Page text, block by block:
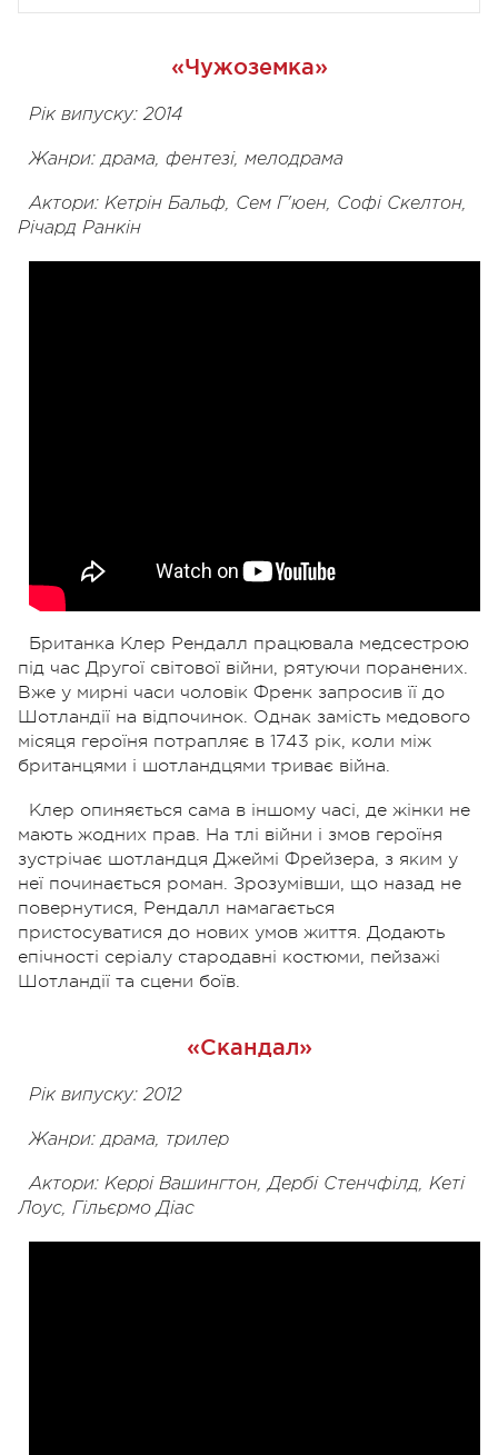
«Чужоземка»
Рік випуску: 2014
Жанри: драма, фентезі, мелодрама
Актори: Кетрін Бальф, Сем Г'юен, Софі Скелтон,
Річард Ранкін
Британка Клер Рендалл працювала медсестрою
під час Другої світової війни, рятуючи поранених.
Вже у мирні часи чоловік Френк запросив її до
Шотландії на відпочинок. Однак замість медового
місяця героїня потрапляє в 1743 рік, коли між
британцями і шотландцями триває війна.
Клер опиняється сама в іншому часі, де жінки не
мають жодних прав. На тлі війни і змов героїня
зустрічає шотландця Джеймі Фрейзера, з яким у
неї починається роман. Зрозумівши, що назад не
повернутися, Рендалл намагається
пристосуватися до нових умов життя. Додають
епічності серіалу стародавні костюми, пейзажі
Шотландії та сцени боїв.
«Скандал»
Рік випуску: 2012
Жанри: драма, трилер
Актори: Керрі Вашингтон, Дербі Стенчфілд, Кеті
Лоус, Гільєрмо Діас